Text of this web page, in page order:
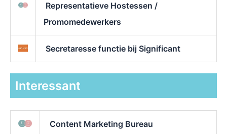
Representatieve Hostessen /
Promomedewerkers
Secretaresse functie bij Significant
Interessant
Content Marketing Bureau